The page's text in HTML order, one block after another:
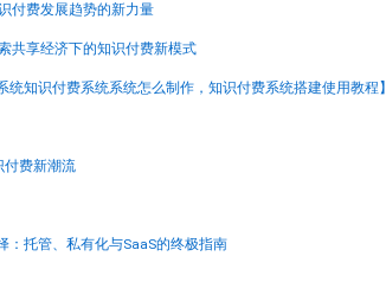
付费发展趋势的新力量
共享经济下的知识付费新模式
知识付费系统系统怎么制作，知识付费系统搭建使用教程】
付费新潮流
：托管、私有化与SaaS的终极指南